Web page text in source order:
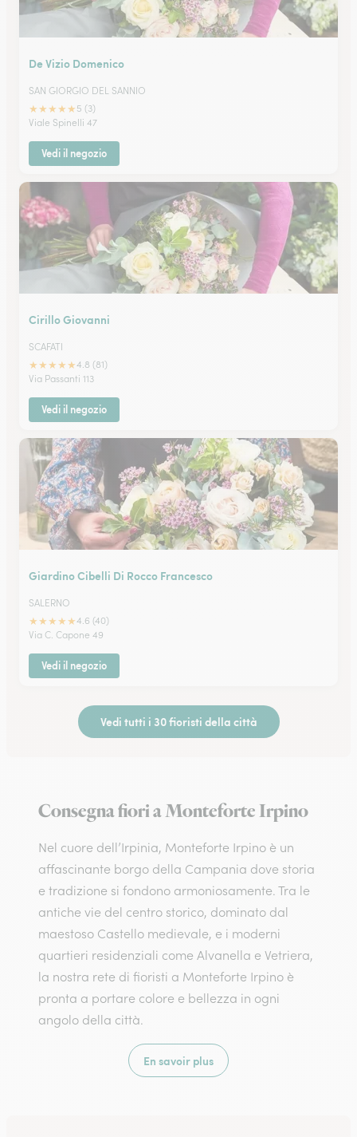
De Vizio Domenico
SAN GIORGIO DEL SANNIO
★★★★★ 5 (3)
Viale Spinelli 47
Vedi il negozio
Cirillo Giovanni
SCAFATI
★★★★★4.8 (81)
Via Passanti 113
Vedi il negozio
Giardino Cibelli Di Rocco Francesco
SALERNO
★★★★★4.6 (40)
Via C. Capone 49
Vedi il negozio
Vedi tutti i 30 fioristi della città
Consegna fiori a Monteforte Irpino
Nel cuore dell’Irpinia, Monteforte Irpino è un
affascinante borgo della Campania dove storia
e tradizione si fondono armoniosamente. Tra le
antiche vie del centro storico, dominato dal
maestoso Castello medievale, e i moderni
quartieri residenziali come Alvanella e Vetriera,
la nostra rete di fioristi a Monteforte Irpino è
pronta a portare colore e bellezza in ogni
angolo della città.
En savoir plus